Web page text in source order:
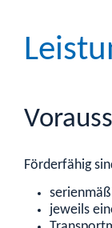
Förderfähig
jeweils